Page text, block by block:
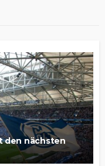
den nächsten